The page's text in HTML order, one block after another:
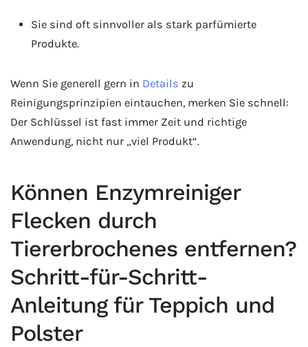
Sie sind oft sinnvoller als stark parfümierte
Produkte.
Wenn Sie generell gern in Details zu
Reinigungsprinzipien eintauchen, merken Sie schnell:
Der Schlüssel ist fast immer Zeit und richtige
Anwendung, nicht nur „viel Produkt“.
Können Enzymreiniger
Flecken durch
Tiererbrochenes entfernen?
Schritt-für-Schritt-
Anleitung für Teppich und
Polster